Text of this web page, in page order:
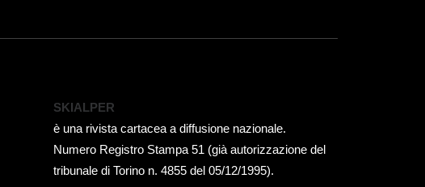
SKIALPER
è una rivista cartacea a diffusione nazionale.
Numero Registro Stampa 51 (già autorizzazione del
tribunale di Torino n. 4855 del 05/12/1995).